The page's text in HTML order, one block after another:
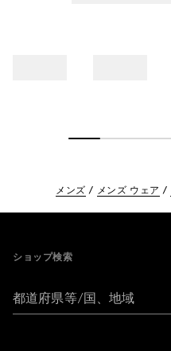
メンズ メンズ ウェア
ショップ検索
都道府県等/国、地域